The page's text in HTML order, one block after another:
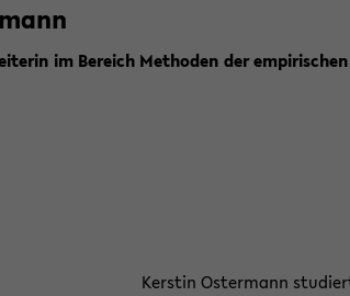
im Be­reich Me­tho­den der
Kers­tin Os­ter­mann